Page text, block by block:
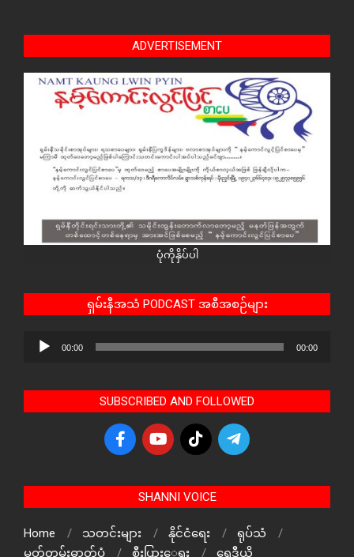
ADVERTISEMENT
ပုံကိုနှိပ်ပါ
ရှမ်းနီအသံ PODCAST အစီအစဉ်များ
Audio
00:00 00:00
SUBSCRIBED AND FOLLOWED
SHANNI VOICE
Home သတင်းများ နိုင်ငံရေး
ရုပ်သံ
မှတ်တမ်းဓာတ်ပုံ
စီးပြားေရး ရေဒီယို